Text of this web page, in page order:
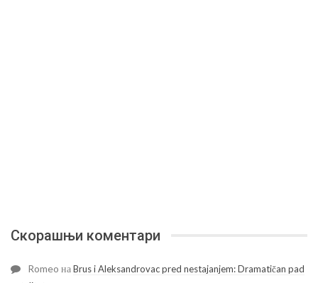
Скорашњи коментари
Romeo наBrus i Aleksandrovac pred nestajanjem: Dramatičan pad